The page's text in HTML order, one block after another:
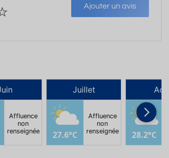
Ajouter un avis
Affluence
non
renseignée
Juillet
27.6°C
Affluence
non
renseignée
Août
28.2°C